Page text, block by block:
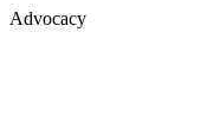
Advocacy